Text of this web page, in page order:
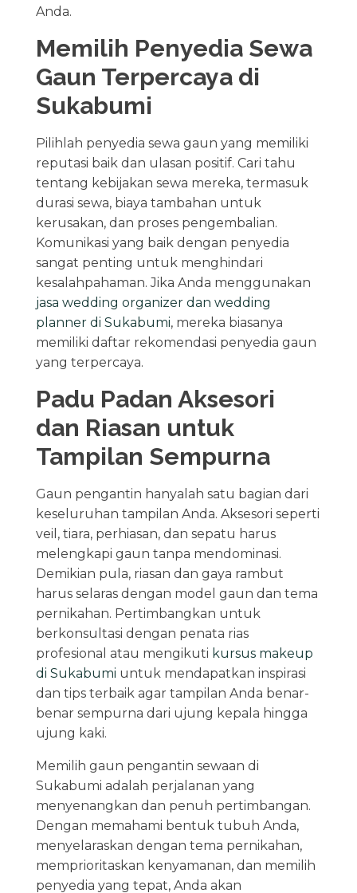
Anda.
Memilih Penyedia Sewa
Gaun Terpercaya di
Sukabumi
Pilihlah penyedia sewa gaun yang memiliki
reputasi baik dan ulasan positif. Cari tahu
tentang kebijakan sewa mereka, termasuk
durasi sewa, biaya tambahan untuk
kerusakan, dan proses pengembalian.
Komunikasi yang baik dengan penyedia
sangat penting untuk menghindari
kesalahpahaman. Jika Anda menggunakan
jasa wedding organizer dan wedding
planner di Sukabumi, mereka biasanya
memiliki daftar rekomendasi penyedia gaun
yang terpercaya.
Padu Padan Aksesori
dan Riasan untuk
Tampilan Sempurna
Gaun pengantin hanyalah satu bagian dari
keseluruhan tampilan Anda. Aksesori seperti
veil, tiara, perhiasan, dan sepatu harus
melengkapi gaun tanpa mendominasi.
Demikian pula, riasan dan gaya rambut
harus selaras dengan model gaun dan tema
pernikahan. Pertimbangkan untuk
berkonsultasi dengan penata rias
profesional atau mengikuti kursus makeup
di Sukabumi untuk mendapatkan inspirasi
dan tips terbaik agar tampilan Anda benar-
benar sempurna dari ujung kepala hingga
ujung kaki.
Memilih gaun pengantin sewaan di
Sukabumi adalah perjalanan yang
menyenangkan dan penuh pertimbangan.
Dengan memahami bentuk tubuh Anda,
menyelaraskan dengan tema pernikahan,
memprioritaskan kenyamanan, dan memilih
penyedia yang tepat, Anda akan